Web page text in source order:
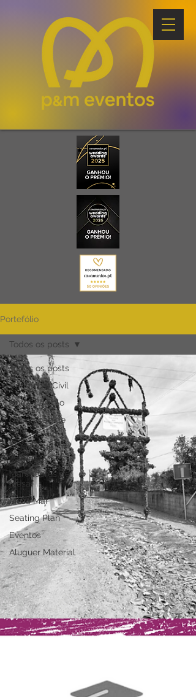
Portefólio
Todos os posts
Cerimónia Civil
Corte de Bolo
Decoração de
Sala
Aluguer de
Tendas
Marcadores de
Mesa
Mesa Mar
Seating Plan
Eventos
Aluguer Material
Todos os posts